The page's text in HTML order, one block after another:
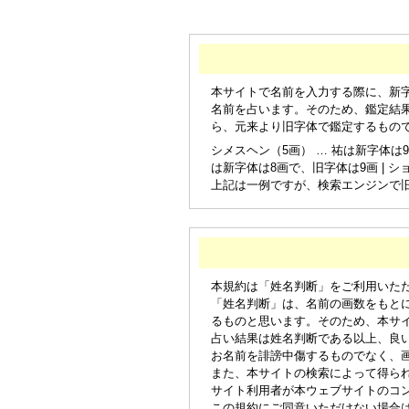
本サイトで名前を入力する際に、新
名前を占います。そのため、鑑定結
ら、元来より旧字体で鑑定するもの
シメスヘン（5画） … 祐は新字体は
は新字体は8画で、旧字体は9画 | シ
上記は一例ですが、検索エンジン
本規約は「姓名判断」をご利用いた
「姓名判断」は、名前の画数をも
るものと思います。そのため、本サ
占い結果は姓名判断である以上、良
お名前を誹謗中傷するものでなく、
また、本サイトの検索によって得ら
サイト利用者が本ウェブサイトのコ